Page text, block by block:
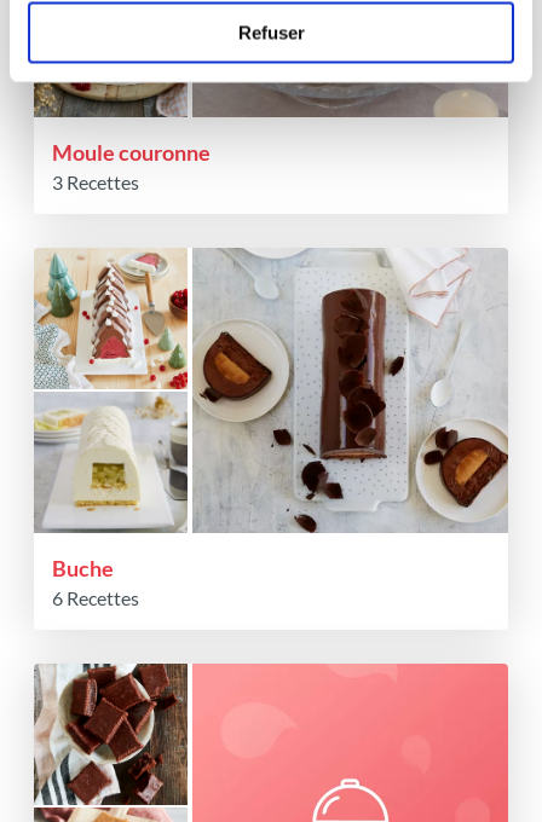
Refuser
Moule couronne
3 Recettes
Buche
6 Recettes